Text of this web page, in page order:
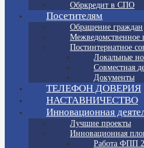
Обркредит в СПО
Посетителям
Обращение граждан
Межведомственное
Постинтернатное
Локальные
Совместная
Документы
ТЕЛЕФОН ДОВЕРИЯ
НАСТАВНИЧЕСТВО
Инновационная
Лучшие проекты
Инновационная
Работа ФПП